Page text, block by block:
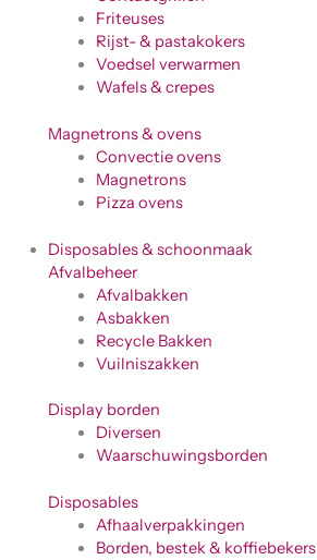
Friteuses
Rijst- & pastakokers
Voedsel verwarmen
Wafels & crepes
Magnetrons & ovens
Convectie ovens
Magnetrons
Pizza ovens
Disposables & schoonmaak
Afvalbeheer
Afvalbakken
Asbakken
Recycle Bakken
Vuilniszakken
Display borden
Diversen
Waarschuwingsborden
Disposables
Afhaalverpakkingen
Borden, bestek & koffiebekers